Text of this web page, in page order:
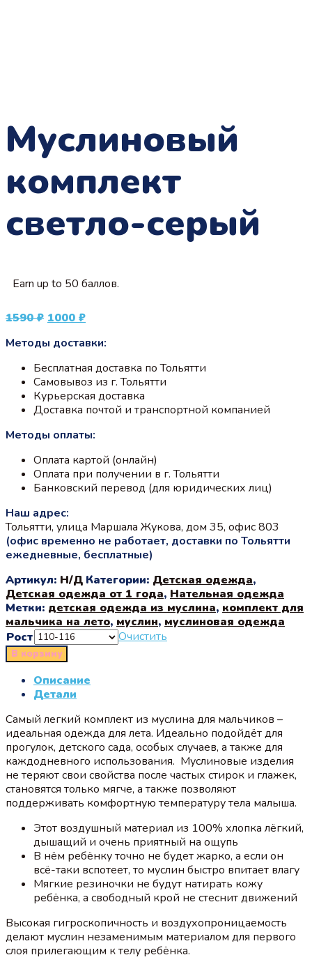
Муслиновый
комплект
светло-серый
Earn up to 50 баллов.
1590₽ Первоначальная
составляла
1000 ₽Текущая
1000 ₽.
Методы доставки:
Бесплатная доставка по Тольятти
Самовывоз из г. Тольятти
Курьерская доставка
Доставка почтой и транспортной компанией
Методы оплаты:
Оплата картой (онлайн)
Оплата при получении в г. Тольятти
Банковский перевод (для юридических лиц)
Наш адрес:
Тольятти, улица Маршала Жукова, дом 35, офис 803
(офис временно не работает, доставки по Тольятти
ежедневные, бесплатные)
Артикул: Н/Д Категории: Детская одежда,
Детская одежда от 1 года, Нательная одежда
Метки: детская одежда из муслина, комплект для
мальчика на лето, муслин, муслиновая одежда
Рост
Очистить
В корзину
Описание
Детали
Самый легкий комплект из муслина для мальчиков –
идеальная одежда для лета. Идеально подойдёт для
прогулок, детского сада, особых случаев, а также для
каждодневного использования. Муслиновые изделия
не теряют свои свойства после частых стирок и глажек,
становятся только мягче, а также позволяют
поддерживать комфортную температуру тела малыша.
Этот воздушный материал из 100% хлопка лёгкий,
дышащий и очень приятный на ощупь
В нём ребёнку точно не будет жарко, а если он
всё-таки вспотеет, то муслин быстро впитает влагу
Мягкие резиночки не будут натирать кожу
ребёнка, а свободный крой не стеснит движений
Высокая гигроскопичность и воздухопроницаемость
делают муслин незаменимым материалом для первого
слоя прилегающим к телу ребёнка.